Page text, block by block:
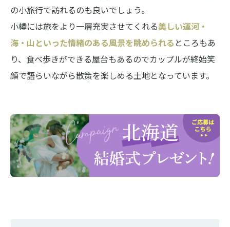
の小旅行で訪れるのも良いでしょう。
小樽には旅をより一層充実させてくれる美しい運河・
海・山といった情緒のある風景を眺められる ところもあ
り、食べ歩きができる屋台もあるのでカップルが終始笑
顔で語らいながら散策を楽しめる土地となっています。